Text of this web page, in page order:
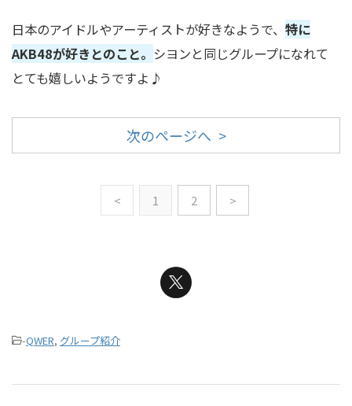
日本のアイドルやアーティストが好きなようで、 特に
AKB48が好きとのこと。 シヨンと同じグループになれて
とても嬉しいようですよ ♪
次のページへ >
< 1 2 >
-QWER, グループ紹介